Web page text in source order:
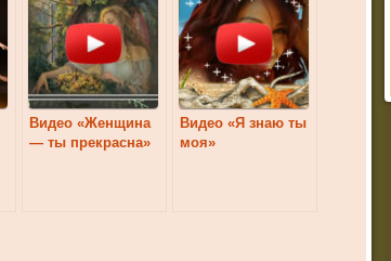
Видео «Женщина
— ты прекрасна»
Видео «Я знаю ты
моя»